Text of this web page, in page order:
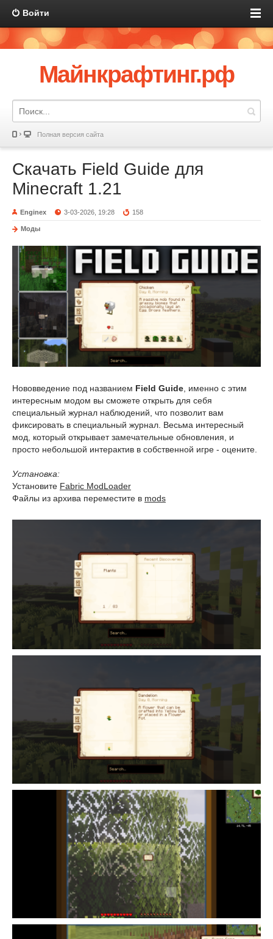
Войти
Майнкрафтинг.рф
Полная версия сайта
Скачать Field Guide для
Minecraft 1.21
Enginex 3-03-2026, 19:28 158
Моды
Нововведение под названием Field Guide , именно с этим
интересным модом вы сможете открыть для себя
специальный журнал наблюдений, что позволит вам
фиксировать в специальный журнал. Весьма интересный
мод, который открывает замечательные обновления, и
просто небольшой интерактив в собственной игре - оцените.
Установка:
Установите Fabric ModLoader
Файлы из архива переместите в mods